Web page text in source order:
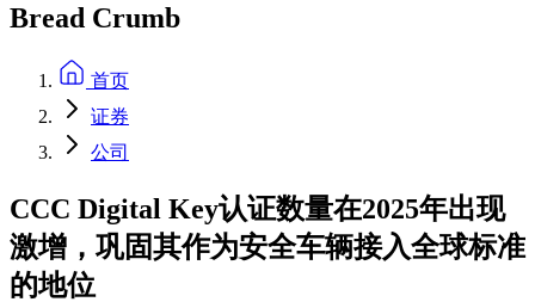
Bread Crumb
首页
证券
公司
CCC Digital Key认证数量在2025年出现
激增，巩固其作为安全车辆接入全球标准
的地位